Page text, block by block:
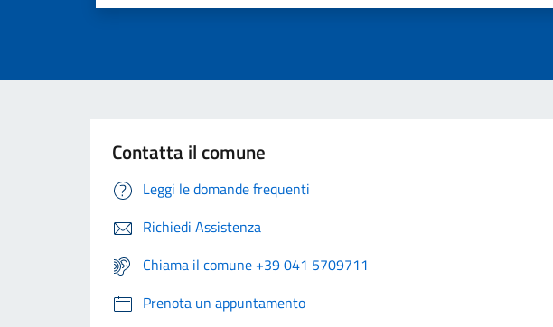
Contatta il comune
Leggi le domande frequenti
Richiedi Assistenza
Chiama il comune +39 041 5709711
Prenota un appuntamento